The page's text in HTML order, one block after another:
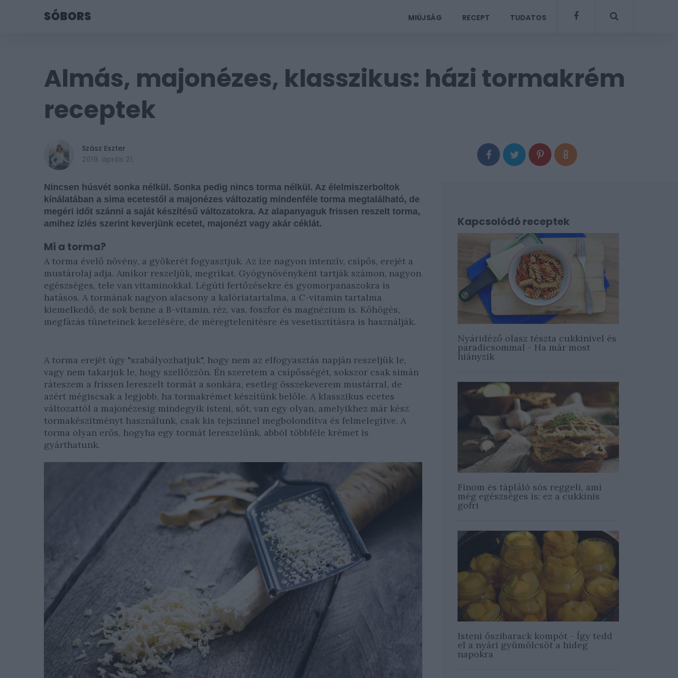
SÓBORS MIÚJSÁG RECEPT TUDATOS
Almás, majonézes, klasszikus: házi tormakrém
receptek
Szász Eszter
2019. április 21.
Tetszik
Nincsen húsvét sonka nélkül. Sonka pedig nincs torma nélkül. Az élelmiszerboltok
kínálatában a sima ecetestől a majonézes változatig mindenféle torma megtalálható, de
megéri időt szánni a saját készítésű változatokra. Az alapanyaguk frissen reszelt torma,
amihez ízlés szerint keverjünk ecetet, majonézt vagy akár céklát.
Mi a torma?
A torma évelő növény, a gyökerét fogyasztjuk. Az íze nagyon intenzív, csípős, erejét a
mustárolaj adja. Amikor reszeljük, megríkat. Gyógynövényként tartják számon, nagyon
egészséges, tele van vitaminokkal. Légúti fertőzésekre és gyomorpanaszokra is
hatásos. A tormának nagyon alacsony a kalóriatartalma, a C-vitamin tartalma
kiemelkedő, de sok benne a B-vitamin, réz, vas, foszfor és magnézium is. Köhögés,
megfázás tüneteinek kezelésére, de méregtelenítésre és vesetisztításra is használják.
A torma erejét úgy "szabályozhatjuk", hogy nem az elfogyasztás napján reszeljük le,
vagy nem takarjuk le, hogy szellőzzön. Én szeretem a csípősségét, sokszor csak simán
ráteszem a frissen lereszelt tormát a sonkára, esetleg összekeverem mustárral, de
azért mégiscsak a legjobb, ha tormakrémet készítünk belőle. A klasszikus ecetes
változattól a majonézesig mindegyik isteni, sőt, van egy olyan, amelyikhez már kész
tormakészítményt használunk, csak kis tejszínnel megbolondítva és felmelegítve. A
torma olyan erős, hogyha egy tormát lereszelünk, abból többféle krémet is
gyárthatunk.
Kapcsolódó receptek
Nyáridéző olasz tészta cukkinivel és
paradicsommal - Ha már most
hiányzik
Finom és tápláló sós reggeli, ami
még egészséges is: ez a cukkinis
gofri
Isteni őszibarack kompót - Így tedd
el a nyári gyümölcsöt a hideg
napokra